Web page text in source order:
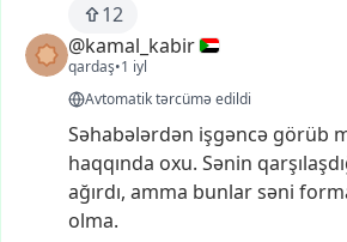
12
@kamal_kabir
qardaş•1 iyl
Avtomatik tərcümə edildi
Səhabələrdən işgəncə görüb
haqqında oxu. Sənin
ağırdı, amma bunlarsəni
olma.